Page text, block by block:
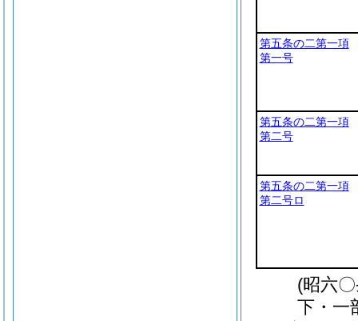
第五条の二第一項
第一号
第五条の二第一項
第二号
第五条の二第一項
第二号ロ
(昭六
下・一